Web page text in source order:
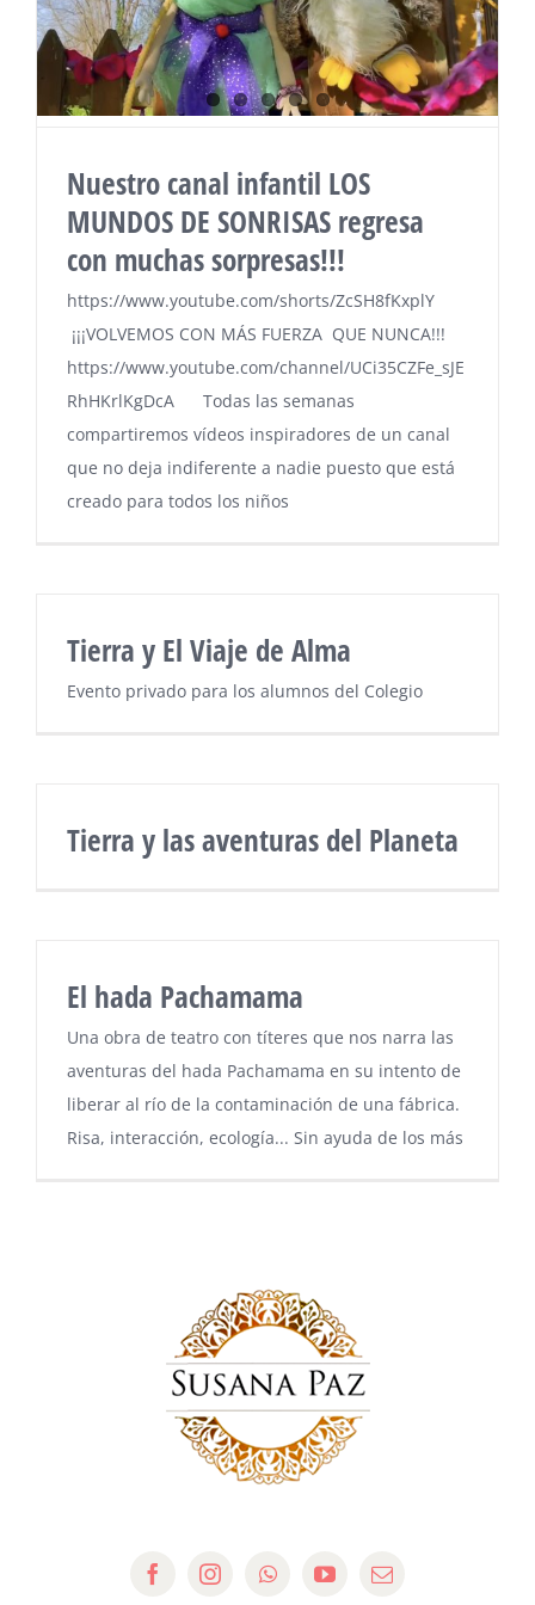
Nuestro canal infantil LOS
MUNDOS DE SONRISAS regresa
con muchas sorpresas!!!
https://www.youtube.com/shorts/ZcSH8fKxplY
¡¡¡VOLVEMOS CON MÁS FUERZA QUE NUNCA!!!
https://www.youtube.com/channel/UCi35CZFe_sJE
RhHKrlKgDcA Todas las semanas
compartiremos vídeos inspiradores de un canal
que no deja indiferente a nadie puesto que está
creado para todos los niños
Tierra y El Viaje de Alma
Evento privado para los alumnos del Colegio
Tierra y las aventuras del Planeta
El hada Pachamama
Una obra de teatro con títeres que nos narra las
aventuras del hada Pachamama en su intento de
liberar al río de la contaminación de una fábrica.
Risa, interacción, ecología... Sin ayuda de los más